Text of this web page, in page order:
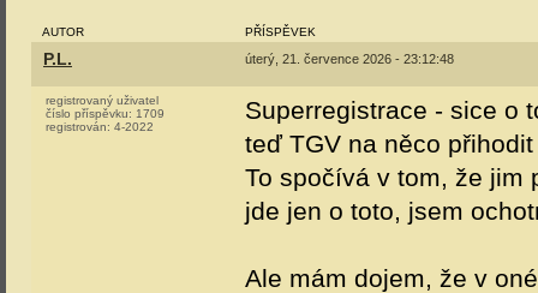
AUTOR PŘÍSPĚVEK
P.L. úterý, 21. července 2026 - 23:12:48
registrovaný uživatel
číslo příspěvku: 1709
registrován: 4-2022
Superregistrace - sice o
teď TGV na něco
To spočívá v tom, že jim
jde jen o toto, jsem
Ale mám dojem, že v